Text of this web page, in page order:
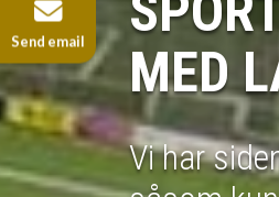
Send email